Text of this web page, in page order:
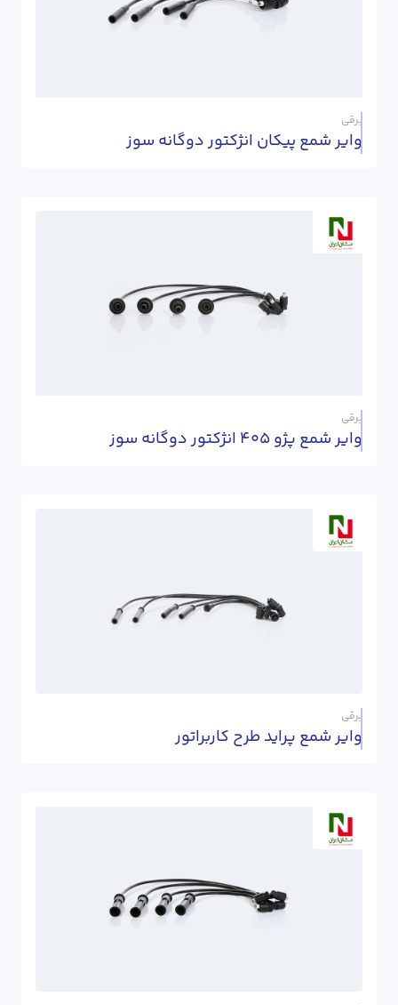
برقی
وایر شمع پیکان انژکتور دوگانه سوز
برقی
وایر شمع پژو 405 انژکتور دوگانه سوز
برقی
وایر شمع پراید طرح کاربراتور